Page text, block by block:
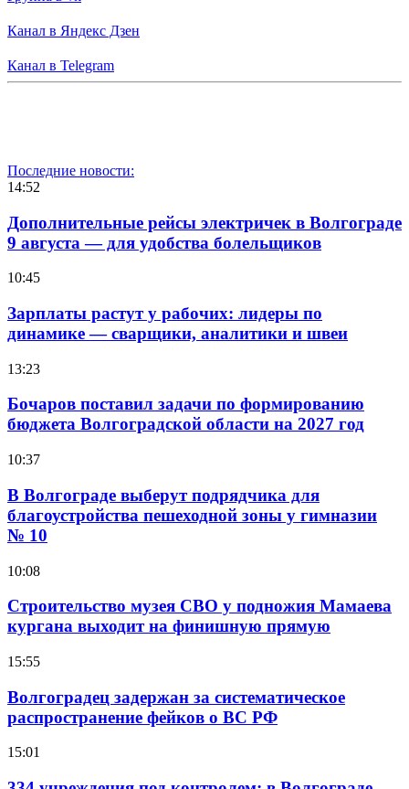
Канал в Яндекс Дзен
Канал в Telegram
Последние новости:
14:52
Дополнительные рейсы электричек в Волгограде
9 августа — для удобства болельщиков
10:45
Зарплаты растут у рабочих: лидеры по
динамике — сварщики, аналитики и швеи
13:23
Бочаров поставил задачи по формированию
бюджета Волгоградской области на 2027 год
10:37
В Волгограде выберут подрядчика для
благоустройства пешеходной зоны у гимназии
№ 10
10:08
Строительство музея СВО у подножия Мамаева
кургана выходит на финишную прямую
15:55
Волгоградец задержан за систематическое
распространение фейков о ВС РФ
15:01